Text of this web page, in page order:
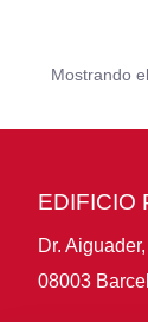
Mostrando
EDIFICIO
Dr.
08003